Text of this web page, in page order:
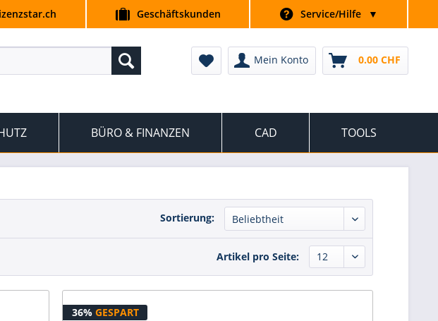
Geschäftskunden Service/Hilfe ▼
Mein Konto 0.00 CHF
BÜRO & FINANZEN CAD TOOLS
Sortierung:
Artikel pro Seite:
36% GESPART